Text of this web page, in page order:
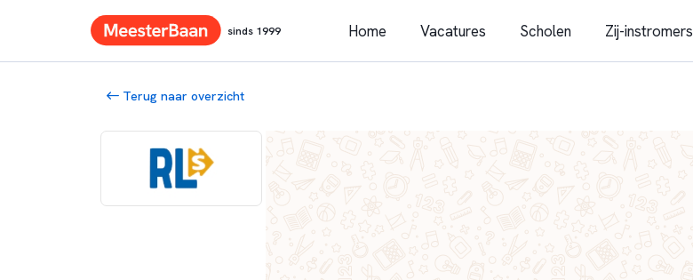
sinds 1999 Home Vacatures Scholen Zij-instromers
Terug naar overzicht